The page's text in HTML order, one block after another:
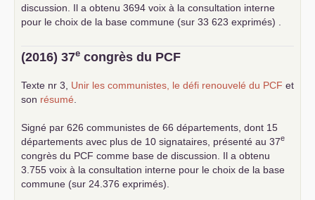
discussion. Il a obtenu 3694 voix à la consultation interne
pour le choix de la base commune (sur 33 623 exprimés) .
(2016) 37e congrès du PCF
Texte nr 3, Unir les communistes, le défi renouvelé du PCF et
son résumé
Signé par 626 communistes de 66 départements, dont 15
départements avec plus de 10 signataires, présenté au 37e
congrès du PCF comme base de discussion. Il a obtenu
3.755 voix à la consultation interne pour le choix de la base
commune (sur 24.376 exprimés).